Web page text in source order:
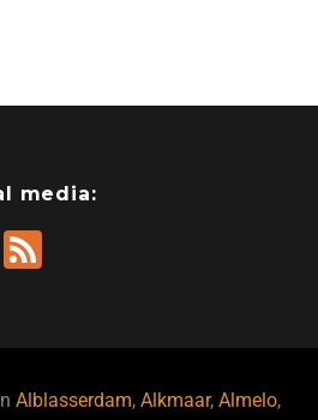
media:
X
Alblasserdam,Alkmaar,Almelo,